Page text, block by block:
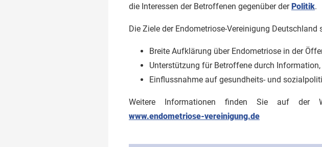
die Interessen der Betroffenen gegenüber derPolitik.
Die Ziele der Endometriose-Vereinigung Deutschland
Breite Aufklärung über Endometriose in der
Unterstützung für Betroffene durch
Einflussnahme auf gesundheits- und
Weitere Informationen finden Sie auf der
www.endometriose-vereinigung.de